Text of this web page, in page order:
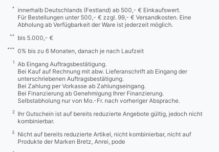
*
innerhalb Deutschlands (Festland) ab 500,- € Einkaufswert.
Für Bestellungen unter 500,- € zzgl. 99,- € Versandkosten. Eine
Abholung ab Verfügbarkeit der Ware ist jederzeit möglich.
** bis 5.000,- €
*** 0% bis zu 6 Monaten, danach je nach Laufzeit
1
Ab Eingang Auftragsbestätigung.
Bei Kauf auf Rechnung mit abw. Lieferanschrift ab Eingang der
unterschriebenen Auftragsbestätigung.
Bei Zahlung per Vorkasse ab Zahlungseingang.
Bei Finanzierung ab Genehmigung Ihrer Finanzierung.
Selbstabholung nur von Mo.-Fr. nach vorheriger Absprache.
2
Ihr Gutschein ist auf bereits reduzierte Angebote gültig, jedoch nicht
kombinierbar.
3
Nicht auf bereits reduzierte Artikel, nicht kombinierbar, nicht auf
Produkte der Marken Bretz, Anrei, pode